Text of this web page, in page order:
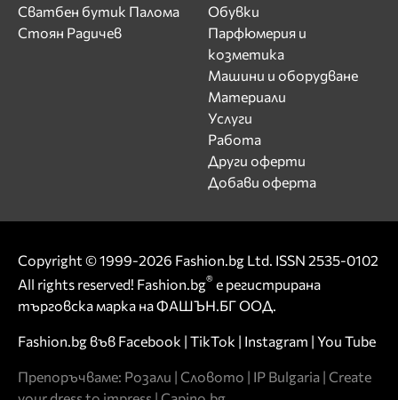
Сватбен бутик Палома
Стоян Радичев
Обувки
Парфюмерия и
козметика
Машини и оборудване
Материали
Услуги
Работа
Други оферти
Добави оферта
Copyright © 1999-2026 Fashion.bg Ltd. ISSN 2535-0102
All rights reserved! Fashion.bg® е регистрирана
търговска марка на ФАШЪН.БГ ООД.
Fashion.bg във Facebook | TikTok | Instagram | You Tube
Препоръчваме: Розали | Словото | IP Bulgaria | Create